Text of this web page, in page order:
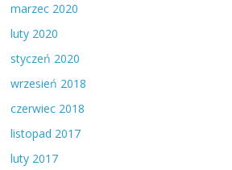
marzec 2020
luty 2020
styczeń 2020
wrzesień 2018
czerwiec 2018
listopad 2017
luty 2017